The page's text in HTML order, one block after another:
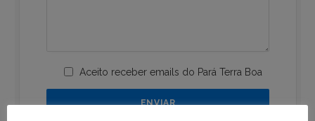
Aceito receber emails do Pará Terra Boa